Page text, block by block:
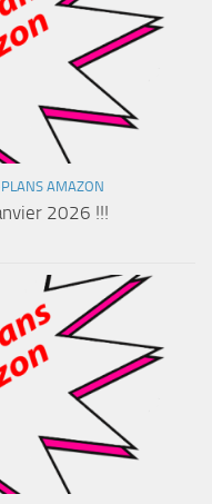
AMAZON
2026 !!!